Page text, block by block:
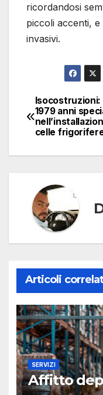
ricordandosi
piccoli accenti,
invasivi.
articoli
Isocostruzioni:
1979 anni
celle
Articoli
SERVIZI
Affitto